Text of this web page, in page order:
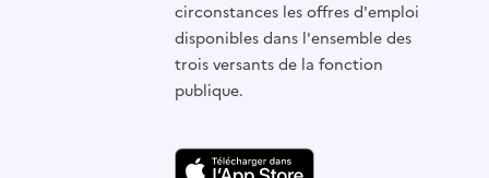
circonstances les offres d'emploi
disponibles dans l'ensemble des
trois versants de la fonction
publique.